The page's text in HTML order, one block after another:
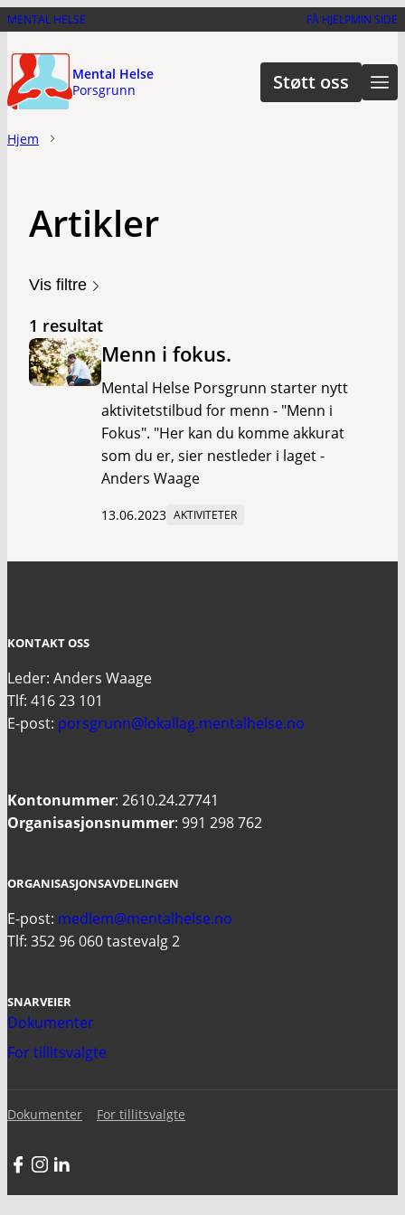
Hopp
hovedinnhold
MENTAL HELSE FÅ HJELPMIN SIDE
Mental Helse
Porsgrunn
Støtt oss
Hjem
Artikler
Vis filtre
1 resultat
Menn i fokus.
Mental Helse Porsgrunn starter nytt
aktivitetstilbud for menn - "Menn i
Fokus". "Her kan du komme akkurat
som du er, sier nestleder i laget -
Anders Waage
13.06.2023 AKTIVITETER
KONTAKT OSS
Leder: Anders Waage
Tlf: 416 23 101
E-post: porsgrunn@lokallag.mentalhelse.no
Kontonummer: 2610.24.27741
Organisasjonsnummer: 991 298 762
ORGANISASJONSAVDELINGEN
E-post: medlem@mentalhelse.no
Tlf: 352 96 060 tastevalg 2
SNARVEIER
Dokumenter
For tillitsvalgte
Dokumenter For tillitsvalgte